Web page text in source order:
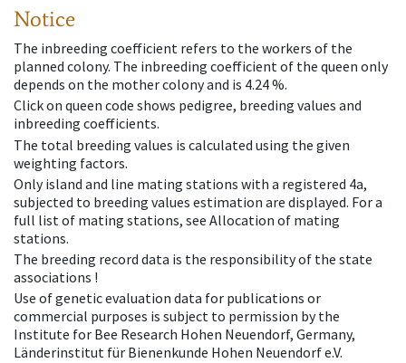
Notice
The inbreeding coefficient refers to the workers of the
planned colony. The inbreeding coefficient of the queen only
depends on the mother colony and is 4.24 %.
Click on queen code shows pedigree, breeding values and
inbreeding coefficients.
The total breeding values is calculated using the given
weighting factors.
Only island and line mating stations with a registered 4a,
subjected to breeding values estimation are displayed. For a
full list of mating stations, see Allocation of mating
stations.
The breeding record data is the responsibility of the state
associations !
Use of genetic evaluation data for publications or
commercial purposes is subject to permission by the
Institute for Bee Research Hohen Neuendorf, Germany,
Länderinstitut für Bienenkunde Hohen Neuendorf e.V.